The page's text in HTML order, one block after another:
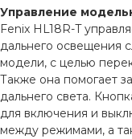
Управление
Fenix HL18R-T
дальнего освещения
модели, с целью
Также она помогает
дальнего света.
для включения и
между режимами, а